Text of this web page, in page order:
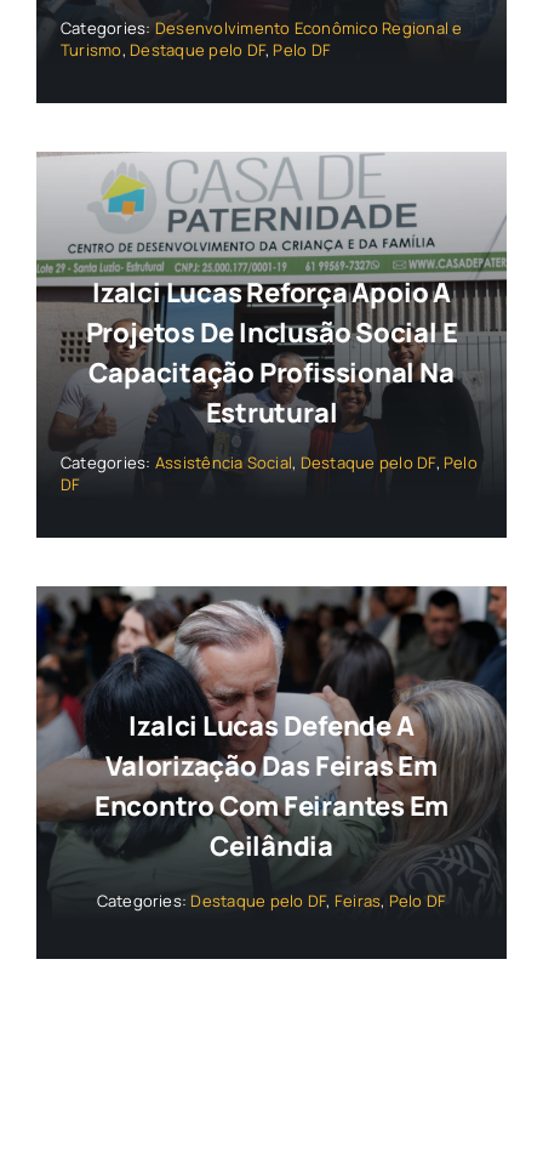
Categories: Desenvolvimento Econômico Regional e
Turismo, Destaque pelo DF, Pelo DF
Izalci Lucas Reforça Apoio A
Projetos De Inclusão Social E
Capacitação Profissional Na
Estrutural
Categories: Assistência Social, Destaque pelo DF, Pelo
DF
Izalci Lucas Defende A
Valorização Das Feiras Em
Encontro Com Feirantes Em
Ceilândia
Categories: Destaque pelo DF, Feiras, Pelo DF